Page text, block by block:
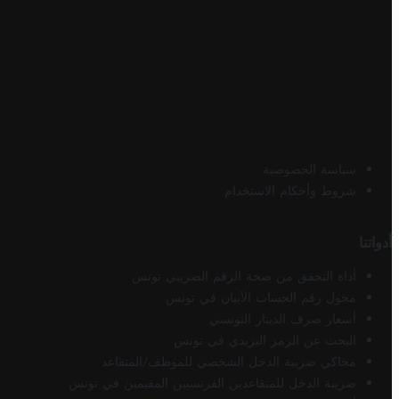
سياسة الخصوصية
شروط وأحكام الاستخدام
أدواتنا
أداة التحقق من صحة الرقم الضريبي تونس
محول رقم الحساب الآيبان في تونس
أسعار صرف الدينار التونسي
البحث عن الرمز البريدي في تونس
محاكي ضريبة الدخل الشخصي للموظف/المتقاعد
ضريبة الدخل للمتقاعدين الفرنسيين المقيمين في تونس